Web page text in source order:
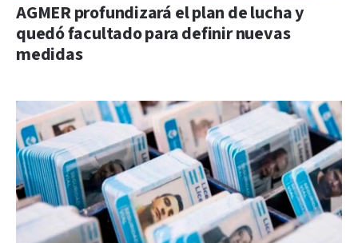
AGMER profundizará el plan de lucha y
quedó facultado para definir nuevas
medidas